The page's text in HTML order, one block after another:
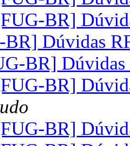
BR]
BR] Dúvidas
BR]
BR]
BR]